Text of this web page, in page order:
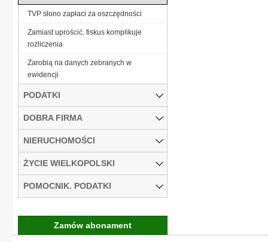
TVP słono zapłaci za oszczędności
Zamiast uprościć, fiskus komplikuje
rozliczenia
Zarobią na danych zebranych w
ewidencji
PODATKI
DOBRA FIRMA
NIERUCHOMOŚCI
ŻYCIE WIELKOPOLSKI
POMOCNIK. PODATKI
Zamów abonament